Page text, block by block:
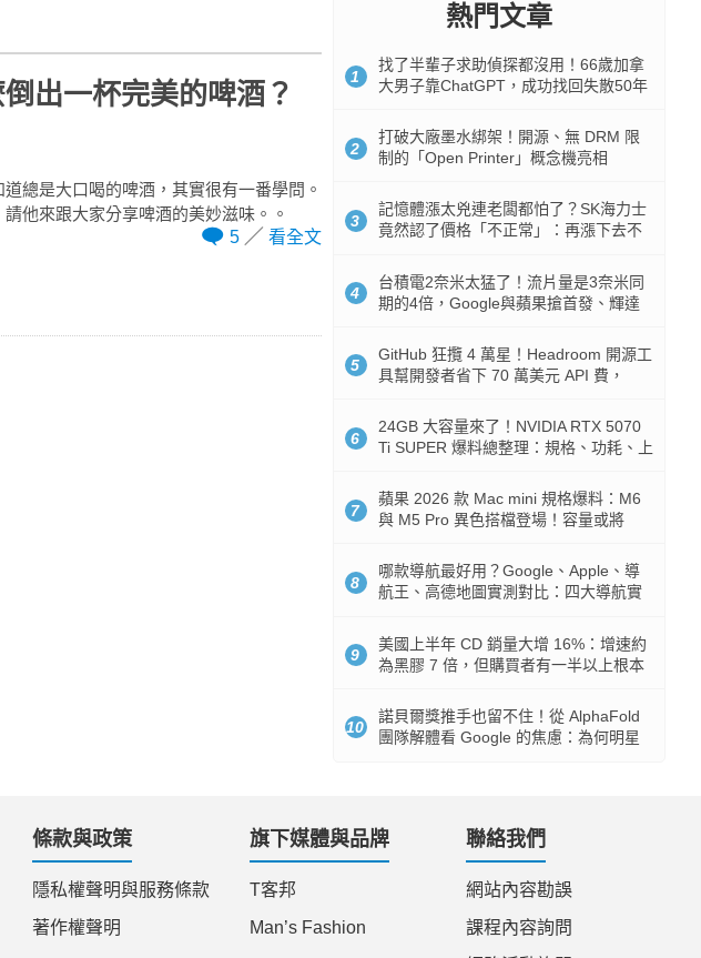
出一杯完美的啤酒？
總是大口喝的啤酒，其實很有一番學問。
他來跟大家分享啤酒的美妙滋味。。
5
看全文
熱門文章
1
找了半輩子求助偵探都沒用！66歲加拿
大男子靠ChatGPT，成功找回失散50年
2
打破大廠墨水綁架！開源、無 DRM 限
制的「Open Printer」概念機亮相
3
記憶體漲太兇連老闆都怕了？SK海力士
竟然認了價格「不正常」：再漲下去不
4
台積電2奈米太猛了！流片量是3奈米同
期的4倍，Google與蘋果搶首發、輝達
5
GitHub 狂攬 4 萬星！Headroom 開源工
具幫開發者省下 70 萬美元 API 費，
6
24GB 大容量來了！NVIDIA RTX 5070
Ti SUPER 爆料總整理：規格、功耗、上
7
蘋果 2026 款 Mac mini 規格爆料：M6
與 M5 Pro 異色搭檔登場！容量或將
8
哪款導航最好用？Google、Apple、導
航王、高德地圖實測對比：四大導航實
9
美國上半年 CD 銷量大增 16%：增速約
為黑膠 7 倍，但購買者有一半以上根本
10
諾貝爾獎推手也留不住！從 AlphaFold
團隊解體看 Google 的焦慮：為何明星
條款與政策
隱私權聲明與服務條款
著作權聲明
旗下媒體與品牌
T客邦
Man’s Fashion
聯絡我們
網站內容勘誤
課程內容詢問